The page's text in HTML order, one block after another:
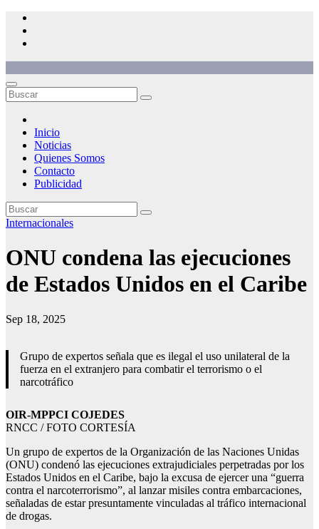
Saltar
contenido
Inicio
Noticias
Quienes Somos
Contacto
Publicidad
Internacionales
ONU condena las ejecuciones
de Estados Unidos en el Caribe
Sep 18, 2025
Grupo de expertos señala que es ilegal el uso unilateral de la
fuerza en el extranjero para combatir el terrorismo o el
narcotráfico
OIR-MPPCI COJEDES
RNCC / FOTO CORTESÍA
Un grupo de expertos de la Organización de las Naciones Unidas
(ONU) condenó las ejecuciones extrajudiciales perpetradas por los
Estados Unidos en el Caribe, bajo la excusa de ejercer una “guerra
contra el narcoterrorismo”, al lanzar misiles contra embarcaciones,
señaladas de estar presuntamente vinculadas al tráfico internacional
de drogas.